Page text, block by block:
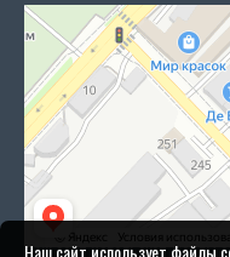
Наш сайт использует файлы